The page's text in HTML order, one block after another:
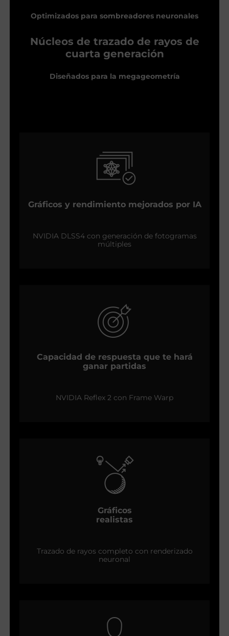
Optimizados para sombreadores neuronales
Núcleos de trazado de rayos de
cuarta generación
Diseñados para la megageometría
Gráficos y rendimiento mejorados por IA
NVIDIA DLSS4 con generación de fotogramas
múltiples
Capacidad de respuesta que te hará
ganar partidas
NVIDIA Reflex 2 con Frame Warp
Gráficos
realistas
Trazado de rayos completo con renderizado
neuronal